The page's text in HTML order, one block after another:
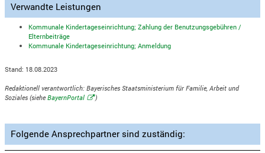
Verwandte Leistungen
Kommunale Kindertageseinrichtung; Zahlung der Benutzungsgebühren /
Elternbeiträge
Kommunale Kindertageseinrichtung; Anmeldung
Stand: 18.08.2023
Redaktionell verantwortlich: Bayerisches Staatsministerium für Familie, Arbeit und
Soziales (sieheBayernPortal )
Folgende Ansprechpartner sind zuständig: